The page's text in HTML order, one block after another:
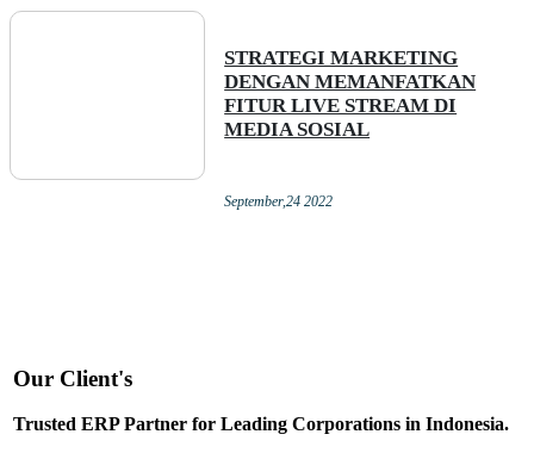
STRATEGI MARKETING
DENGAN MEMANFATKAN
FITUR LIVE STREAM DI
MEDIA SOSIAL
September,24 2022
Our Client's
Trusted ERP Partner for Leading Corporations in Indonesia.